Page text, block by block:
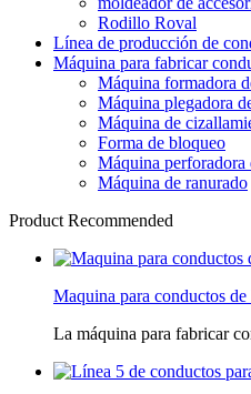
Rodillo Roval
Línea de producción de
Máquina para fabricar
Máquina formadora
Máquina plegadora
Máquina de
Forma de bloqueo
Máquina perforadora
Máquina de ranurado
Product Recommended
Maquina para conductos
La máquina para fabricar